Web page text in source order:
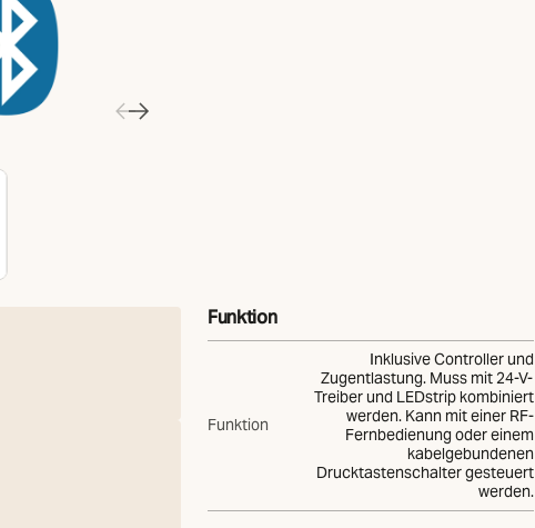
Registerkarte)
Funktion
Funktion
Inklusive Controller und
Zugentlastung. Muss mit 24-V-
Treiber und LEDstrip kombiniert
werden. Kann mit einer RF-
Fernbedienung oder einem
kabelgebundenen
Drucktastenschalter gesteuert
werden.